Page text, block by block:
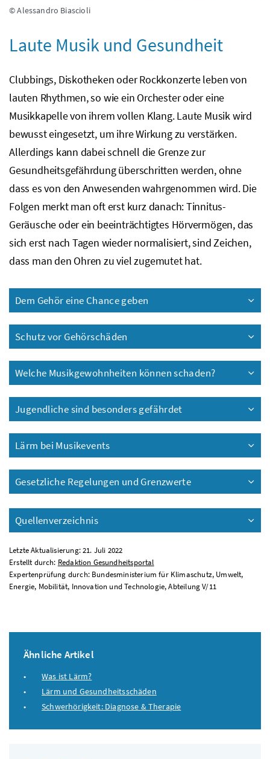
© Alessandro Biascioli
Laute Musik und Gesundheit
Clubbings, Diskotheken oder Rockkonzerte leben von
lauten Rhythmen, so wie ein Orchester oder eine
Musikkapelle von ihrem vollen Klang. Laute Musik wird
bewusst eingesetzt, um ihre Wirkung zu verstärken.
Allerdings kann dabei schnell die Grenze zur
Gesundheitsgefährdung überschritten werden, ohne
dass es von den Anwesenden wahrgenommen wird. Die
Folgen merkt man oft erst kurz danach: Tinnitus-
Geräusche oder ein beeinträchtigtes Hörvermögen, das
sich erst nach Tagen wieder normalisiert, sind Zeichen,
dass man den Ohren zu viel zugemutet hat.
Dem Gehör eine Chance geben
Schutz vor Gehörschäden
Welche Musikgewohnheiten können schaden?
Jugendliche sind besonders gefährdet
Lärm bei Musikevents
Gesetzliche Regelungen und Grenzwerte
Quellenverzeichnis
Letzte Aktualisierung: 21. Juli 2022
Erstellt durch: Redaktion Gesundheitsportal
Expertenprüfung durch: Bundesministerium für Klimaschutz, Umwelt,
Energie, Mobilität, Innovation und Technologie, Abteilung V/11
Ähnliche Artikel
Was ist Lärm?
Lärm und Gesundheitsschäden
Schwerhörigkeit: Diagnose & Therapie